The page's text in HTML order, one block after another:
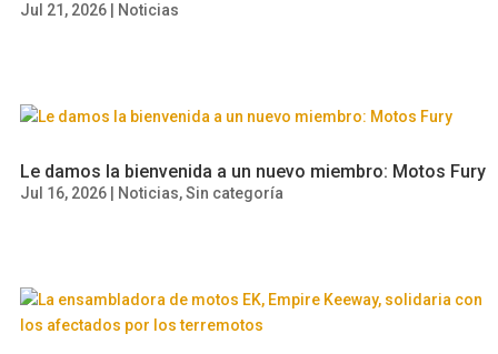
Jul 21, 2026 Noticias
Le damos la bienvenida a un nuevo miembro: Motos Fury
Jul 16, 2026 Noticias,Sin categoría